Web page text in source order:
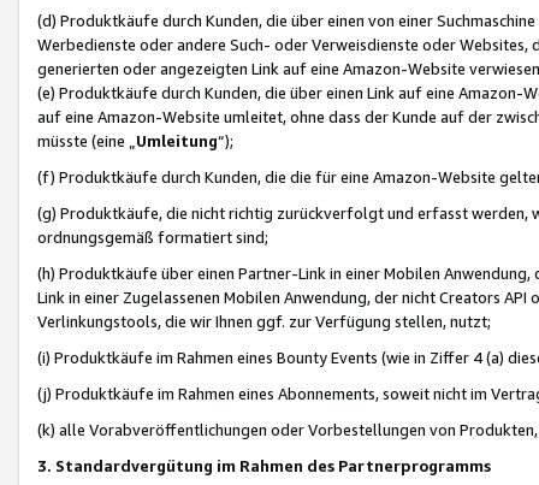
(d) Produktkäufe durch Kunden, die über einen von einer
Werbedienste oder andere Such- oder Verweisdienste oder Websites,
generierten oder angezeigten Link auf eine Amazon-Website
(e) Produktkäufe durch Kunden, die über einen Link auf eine
auf eine Amazon-Website umleitet, ohne dass der Kunde auf der
müsste (eine „ Umleitung“);
(f) Produktkäufe durch Kunden, die die für eine Amazon-Website
(g) Produktkäufe, die nicht richtig zurückverfolgt und erfasst werden,
ordnungsgemäß formatiert sind;
(h) Produktkäufe über einen Partner-Link in einer Mobilen
Link in einer Zugelassenen Mobilen Anwendung, der nicht Creators
Verlinkungstools, die wir Ihnen ggf. zur Verfügung stellen, nutzt;
(i) Produktkäufe im Rahmen eines Bounty Events (wie in Ziffer 4 (a)
(j) Produktkäufe im Rahmen eines Abonnements, soweit nicht im
(k) alle Vorabveröffentlichungen oder Vorbestellungen von
3. Standardvergütung im Rahmen des Partnerprogramms